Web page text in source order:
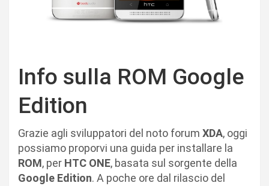
Info sulla ROM Google
Edition
Grazie agli sviluppatori del noto forum XDA, oggi
possiamo proporvi una guida per installare la
ROM, per HTC ONE, basata sul sorgente della
Google Edition. A poche ore dal rilascio del